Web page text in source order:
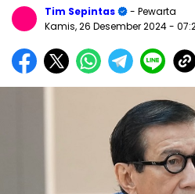
Tim Sepintas
- Pewarta
Kamis, 26 Desember 2024-